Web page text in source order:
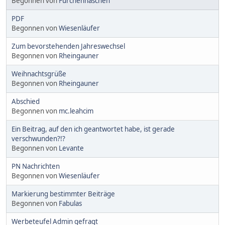
PDF
Begonnen vonWiesenläufer
Zum bevorstehenden Jahreswechsel
Begonnen von Rheingauner
Weihnachtsgrüße
Begonnen von Rheingauner
Abschied
Begonnen von mc.leahcim
Ein Beitrag, auf den ich geantwortet habe, ist gerade
verschwunden?!?
Begonnen von Levante
PN Nachrichten
Begonnen vonWiesenläufer
Markierung bestimmter Beiträge
Begonnen von Fabulas
Werbeteufel Admin gefragt